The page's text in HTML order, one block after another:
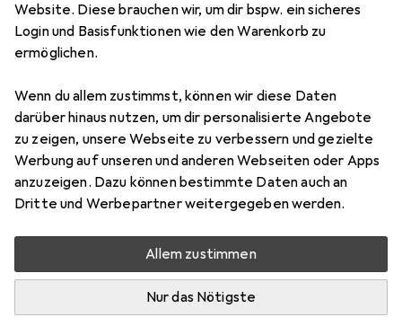
Website. Diese brauchen wir, um dir bspw. ein sicheres
Login und Basisfunktionen wie den Warenkorb zu
ermöglichen.
Wenn du allem zustimmst, können wir diese Daten
darüber hinaus nutzen, um dir personalisierte Angebote
zu zeigen, unsere Webseite zu verbessern und gezielte
Werbung auf unseren und anderen Webseiten oder Apps
anzuzeigen. Dazu können bestimmte Daten auch an
Dritte und Werbepartner weitergegeben werden.
Allem zustimmen
Nur das Nötigste
DeknudtS44CH4
Preis in EUR inkl. MwSt.
EUR
7,20
Bewertungen Marke
Mehr von Deknudt
Zwischen Di, 15.9. und Di, 6.10. geliefert
Benachrichtigen, wenn schneller verfügbar